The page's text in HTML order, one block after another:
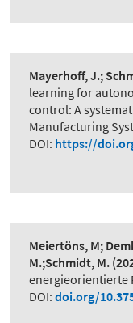
Mayerhoff, J.;
learning for
control: A
Manufacturing
DOI: https://
Meiertöns, M;
M.;Schmidt, M.
energieorientierte
DOI: doi.org/